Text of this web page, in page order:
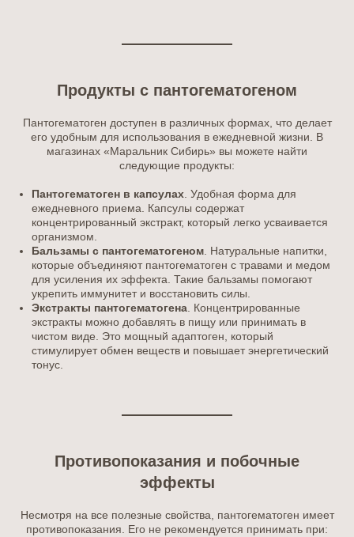
Продукты с пантогематогеном
Пантогематоген доступен в различных формах, что делает
его удобным для использования в ежедневной жизни. В
магазинах «Маральник Сибирь» вы можете найти
следующие продукты:
Пантогематоген в капсулах. Удобная форма для
ежедневного приема. Капсулы содержат
концентрированный экстракт, который легко усваивается
организмом.
Бальзамы с пантогематогеном. Натуральные напитки,
которые объединяют пантогематоген с травами и медом
для усиления их эффекта. Такие бальзамы помогают
укрепить иммунитет и восстановить силы.
Экстракты пантогематогена. Концентрированные
экстракты можно добавлять в пищу или принимать в
чистом виде. Это мощный адаптоген, который
стимулирует обмен веществ и повышает энергетический
тонус.
Противопоказания и побочные
эффекты
Несмотря на все полезные свойства, пантогематоген имеет
противопоказания. Его не рекомендуется принимать при: